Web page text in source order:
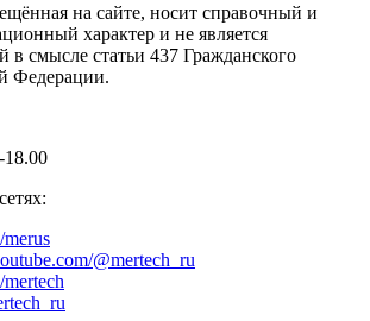
на сайте, носит справочный и
характер и не является
в смысле статьи 437 Гражданского
Федерации.
@mertech_ru